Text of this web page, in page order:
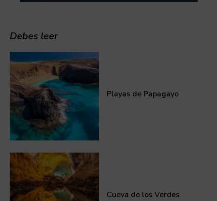
Debes leer
Playas de Papagayo
Cueva de los Verdes